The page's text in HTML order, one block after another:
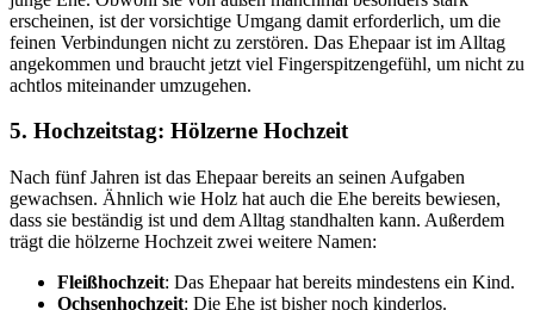
erscheinen, ist der vorsichtige Umgang damit erforderlich, um die
feinen Verbindungen nicht zu zerstören. Das Ehepaar ist im Alltag
angekommen und braucht jetzt viel Fingerspitzengefühl, um nicht zu
achtlos miteinander umzugehen.
5. Hochzeitstag: Hölzerne Hochzeit
Nach fünf Jahren ist das Ehepaar bereits an seinen Aufgaben
gewachsen. Ähnlich wie Holz hat auch die Ehe bereits bewiesen,
dass sie beständig ist und dem Alltag standhalten kann. Außerdem
trägt die hölzerne Hochzeit zwei weitere Namen:
Fleißhochzeit: Das Ehepaar hat bereits mindestens ein Kind.
Ochsenhochzeit: Die Ehe ist bisher noch kinderlos.